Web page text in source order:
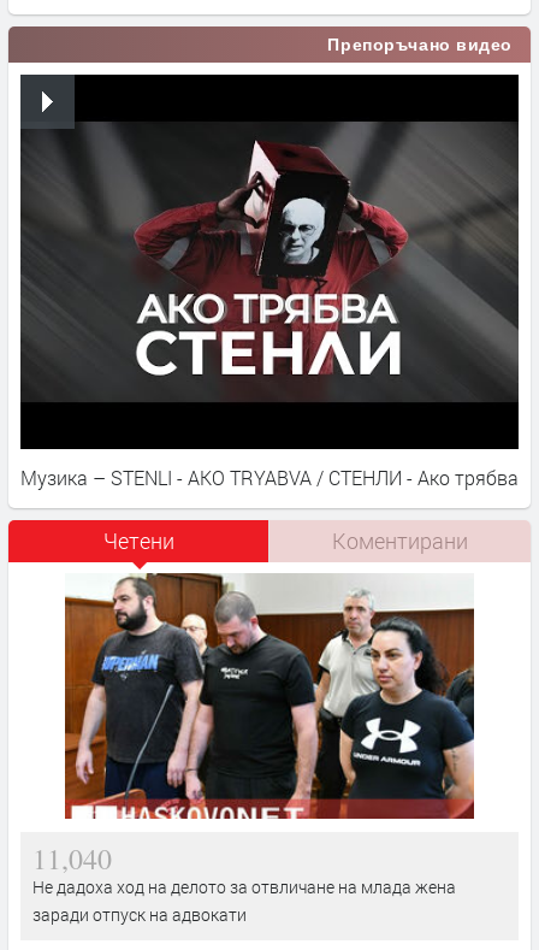
Препоръчано видео
Музика – STENLI - AKO TRYABVA / СТЕНЛИ - Ако трябва
Четени Коментирани
11,040
Не дадоха ход на делото за отвличане на млада жена
заради отпуск на адвокати